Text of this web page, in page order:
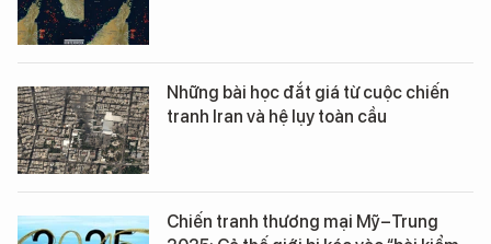
Những bài học đắt giá từ cuộc chiến
tranh Iran và hệ lụy toàn cầu
Chiến tranh thương mại Mỹ–Trung